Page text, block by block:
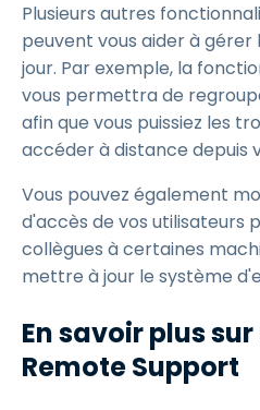
Plusieurs autres
peuvent vous aider à gérer
jour. Par exemple, la
vous permettra de
afin que vous puissiez les
accéder à distance depuis
Vous pouvez également
d'accès de vos utilisateurs
collègues à certaines
mettre à jour le système
En savoir plus
Remote Support